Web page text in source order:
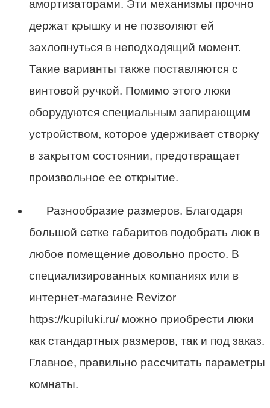
амортизаторами. Эти механизмы прочно
держат крышку и не позволяют ей
захлопнуться в неподходящий момент.
Такие варианты также поставляются с
винтовой ручкой. Помимо этого люки
оборудуются специальным запирающим
устройством, которое удерживает створку
в закрытом состоянии, предотвращает
произвольное ее открытие.
Разнообразие размеров. Благодаря
большой сетке габаритов подобрать люк в
любое помещение довольно просто. В
специализированных компаниях или в
интернет-магазине Revizor
https://kupiluki.ru/ можно приобрести люки
как стандартных размеров, так и под заказ.
Главное, правильно рассчитать параметры
комнаты.